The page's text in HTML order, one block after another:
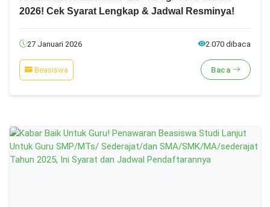
2026! Cek Syarat Lengkap & Jadwal Resminya!
27 Januari 2026 2.070 dibaca
Beasiswa Baca